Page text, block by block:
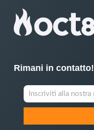
Rimani in contatto!